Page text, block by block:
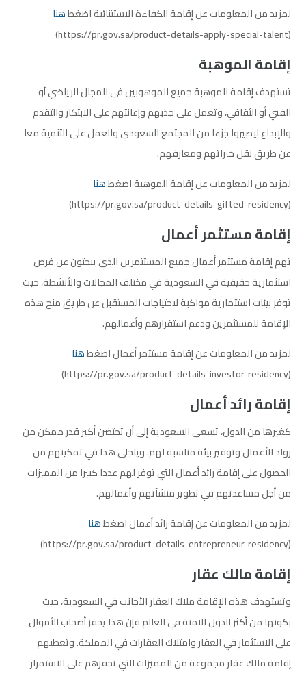
لمزيد من المعلومات عن إقامة الكفاءة الاستثنائية اضغطهنا
(https://pr.gov.sa/product-details-apply-special-talent)
إقامة الموهبة
تستهدف إقامة الموهبة جميع الموهوبين في المجال الرياضي أو
الفني أو الثقافي، وتعمل على جذبهم وإعانتهم على الابتكار والتقدم
والإبداع ليصيروا جزءا من المجتمع السعودي والعمل على التنمية معا
عن طريق نقل خبراتهم ومعارفهم.
لمزيد من المعلومات عن إقامة الموهبة اضغطهنا
(https://pr.gov.sa/product-details-gifted-residency)
إقامة مستثمر أعمال
تهم إقامة مستثمر أعمال جميع المستثمرين الذي يبحثون عن فرص
استثمارية حقيقية في السعودية في مختلف المجالات والأنشطة، حيث
توفر بيئات استثمارية مواكبة لاحتياجات المستقبل عن طريق منح هذه
الإقامة للمستثمرين ودعم استقرارهم وأعمالهم.
لمزيد من المعلومات عن إقامة مستثمر أعمال اضغطهنا
(https://pr.gov.sa/product-details-investor-residency)
إقامة رائد أعمال
كغيرها من الدول، تسعى السعودية إلى أن تحتضن أكبر قدر ممكن من
رواد الأعمال وتوفير بيئة مناسبة لهم. ويتجلى هذا في تمكينهم من
الحصول على إقامة رائد أعمال التي توفر لهم عددا كبيرا من المميزات
من أجل مساعدتهم في تطوير منشآتهم وأعمالهم.
لمزيد من المعلومات عن إقامة رائد أعمال اضغطهنا
(https://pr.gov.sa/product-details-entrepreneur-residency)
إقامة مالك عقار
وتستهدف هذه الإقامة ملاك العقار الأجانب في السعودية، حيث
بكونها من أكثر الدول الآمنة في العالم فإن هذا يحفز أصحاب الأموال
على الاستثمار في العقار وامتلاك العقارات في المملكة. وتعطيهم
إقامة مالك عقار مجموعة من المميزات التي تحفزهم على الاستمرار